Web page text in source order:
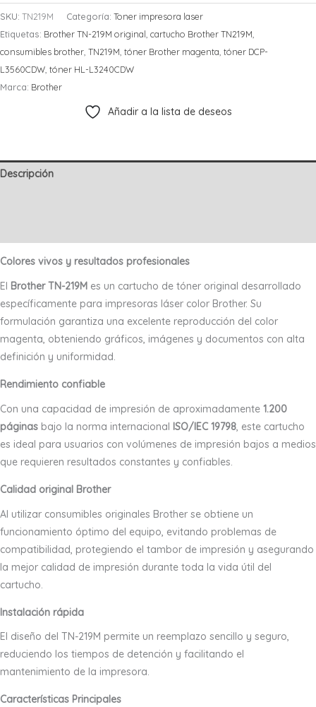
SKU: TN219M Categoría: Toner impresora laser
Etiquetas: Brother TN-219M original cartucho Brother TN219M
consumibles brother TN219M tóner Brother magenta tóner DCP-
L3560CDW tóner HL-L3240CDW
Marca: Brother
Añadir a la lista de deseos
Descripción
Colores vivos y resultados profesionales
El Brother TN-219M es un cartucho de tóner original desarrollado
específicamente para impresoras láser color Brother. Su
formulación garantiza una excelente reproducción del color
magenta, obteniendo gráficos, imágenes y documentos con alta
definición y uniformidad.
Rendimiento confiable
Con una capacidad de impresión de aproximadamente 1.200
páginas bajo la norma internacional ISO/IEC 19798, este cartucho
es ideal para usuarios con volúmenes de impresión bajos a medios
que requieren resultados constantes y confiables.
Calidad original Brother
Al utilizar consumibles originales Brother se obtiene un
funcionamiento óptimo del equipo, evitando problemas de
compatibilidad, protegiendo el tambor de impresión y asegurando
la mejor calidad de impresión durante toda la vida útil del
cartucho.
Instalación rápida
El diseño del TN-219M permite un reemplazo sencillo y seguro,
reduciendo los tiempos de detención y facilitando el
mantenimiento de la impresora.
Características Principales